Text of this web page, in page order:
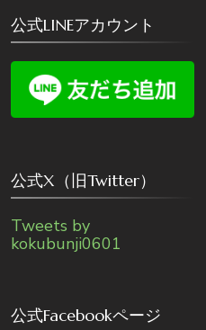
公式LINEアカウント
公式X（旧Twitter）
Tweets by
kokubunji0601
公式Facebookページ